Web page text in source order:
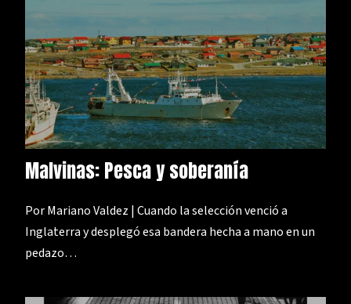
Malvinas: Pesca y soberanía
Por Mariano Valdez | Cuando la selección venció a
Inglaterra y desplegó esa bandera hecha a mano en un
pedazo…